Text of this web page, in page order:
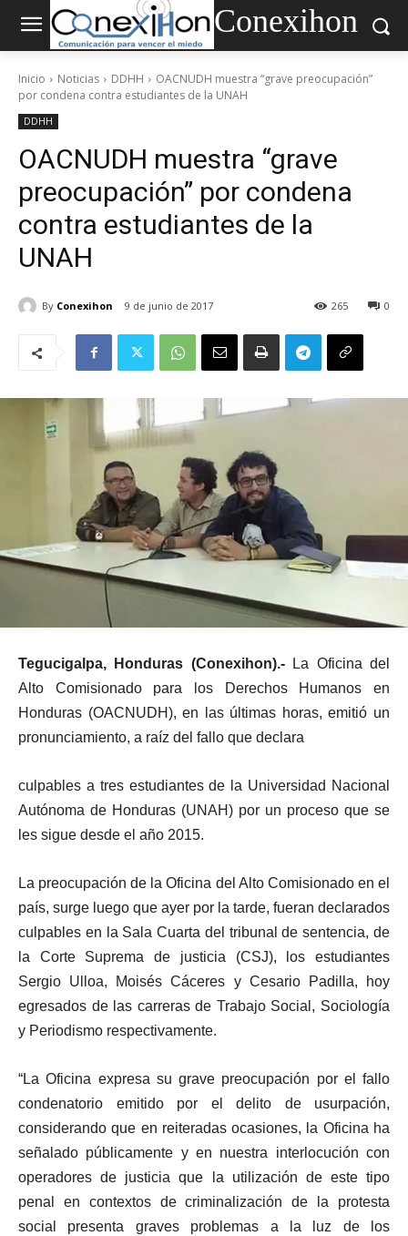
Conexihon
Inicio Noticias DDHH
OACNUDH muestra “grave preocupación”
por condena contra estudiantes de la UNAH
DDHH
OACNUDH muestra “grave
preocupación” por condena
contra estudiantes de la
UNAH
By Conexihon 9 de junio de 2017 0
265
Tegucigalpa, Honduras (Conexihon).-La Oficina del
Alto Comisionado para los Derechos Humanos en
Honduras (OACNUDH), en las últimas horas, emitió un
pronunciamiento, a raíz del fallo que declara
culpables a tres estudiantes de la Universidad Nacional
Autónoma de Honduras (UNAH) por un proceso que se
les sigue desde el año 2015.
La preocupación de la Oficina del Alto Comisionado en el
país, surge luego que ayer por la tarde, fueran declarados
culpables en la Sala Cuarta del tribunal de sentencia, de
la Corte Suprema de justicia (CSJ), los estudiantes
Sergio Ulloa, Moisés Cáceres y Cesario Padilla, hoy
egresados de las carreras de Trabajo Social, Sociología
y Periodismo respectivamente.
“La Oficina expresa su grave preocupación por el fallo
condenatorio emitido por el delito de usurpación,
considerando que en reiteradas ocasiones, la Oficina ha
señalado públicamente y en nuestra interlocución con
operadores de justicia que la utilización de este tipo
penal en contextos de criminalización de la protesta
social presenta graves problemas a la luz de los